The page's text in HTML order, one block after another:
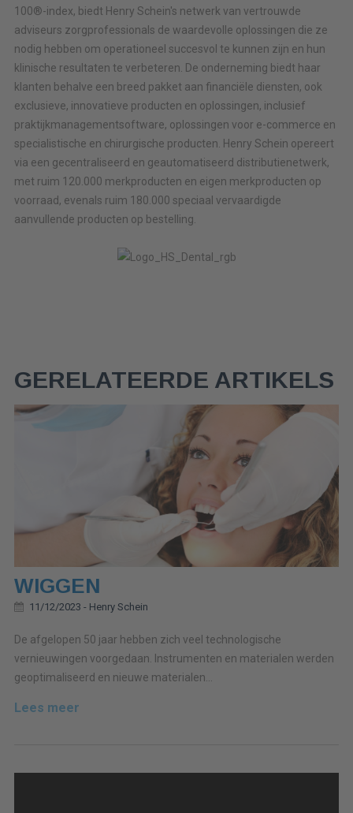
100®-index, biedt Henry Schein's netwerk van vertrouwde
adviseurs zorgprofessionals de waardevolle oplossingen die ze
nodig hebben om operationeel succesvol te kunnen zijn en hun
klinische resultaten te verbeteren. De onderneming biedt haar
klanten behalve een breed pakket aan financiële diensten, ook
exclusieve, innovatieve producten en oplossingen, inclusief
praktijkmanagementsoftware, oplossingen voor e-commerce en
specialistische en chirurgische producten. Henry Schein opereert
via een gecentraliseerd en geautomatiseerd distributienetwerk,
met ruim 120.000 merkproducten en eigen merkproducten op
voorraad, evenals ruim 180.000 speciaal vervaardigde
aanvullende producten op bestelling.
GERELATEERDE ARTIKELS
WIGGEN
11/12/2023 - Henry Schein
De afgelopen 50 jaar hebben zich veel technologische
vernieuwingen voorgedaan. Instrumenten en materialen werden
geoptimaliseerd en nieuwe materialen...
Lees meer